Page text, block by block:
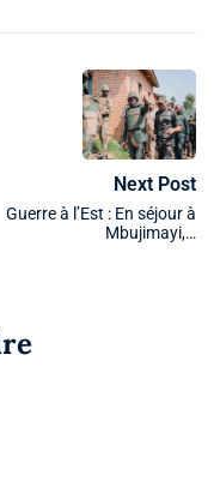
Next Post
Guerre à l’Est : En séjour à
Mbujimayi,…